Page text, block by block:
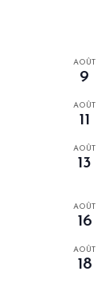
AOÛT
9
AOÛT
11
AOÛT
13
AOÛT
16
AOÛT
18